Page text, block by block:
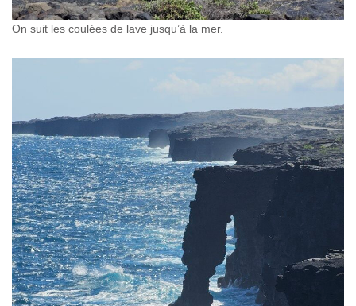
On suit les coulées de lave jusqu’à la mer.